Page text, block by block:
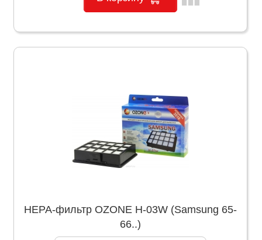
НЕРА-фильтр OZONE H-03W (Samsung 65-
66..)